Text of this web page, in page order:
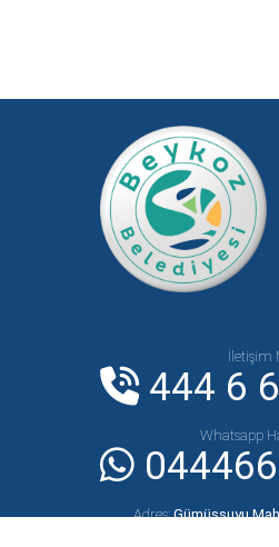
İletişim
444 6
Whatsapp
Adres:Gümüşsuyu